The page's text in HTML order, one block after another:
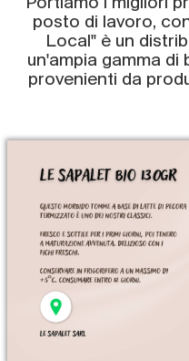
posto di lavoro,
Local" è un
un'ampia gamma di
provenienti da